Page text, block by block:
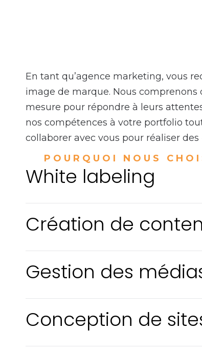
En tant qu’agence marketing, vous
image de marque. Nous
mesure pour répondre à leurs
nos compétences à votre portfolio
collaborer avec vous pour réaliser
POURQUOI NOUS
White labeling
Création de
Gestion des
Conception de